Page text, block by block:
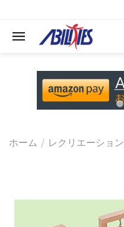
ホーム / レクリエーション